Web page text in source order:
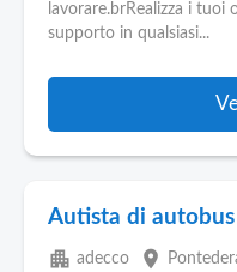
lavorare.brRealizza i tuoi
supporto in qualsiasi...
Autista di
apartment adecco place